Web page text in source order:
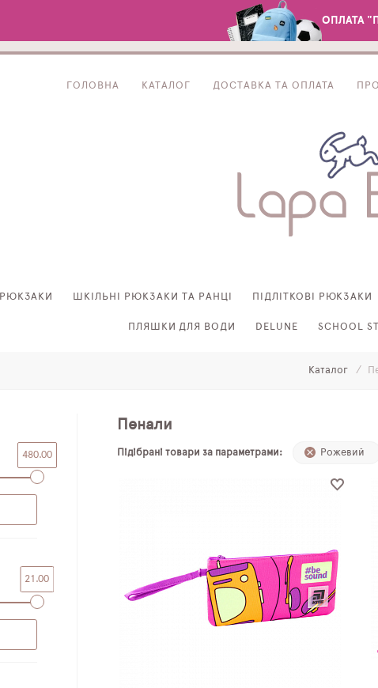
ОПЛАТА
ГОЛОВНА КАТАЛОГ ДОСТАВКА ТА ОПЛАТА
РЮКЗАКИ ШКІЛЬНІ РЮКЗАКИ ТА РАНЦІ ПІДЛІТКОВІ РЮКЗАКИ
ПЛЯШКИ ДЛЯ ВОДИ DELUNE SCHOOL
Каталог
480.00
21.00
Пенали
Підібрані товари за параметрами: Рожевий